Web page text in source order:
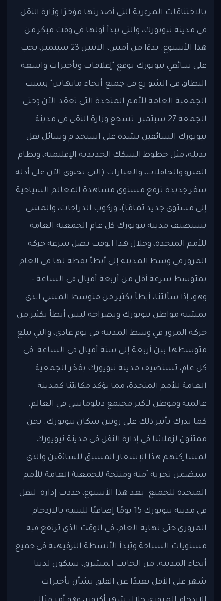
بالاختناقات المرورية التي أصدرتها مؤخرًا وزارة النقل
في مدينة نيويورك، والتي يبدأ أولها في وقت مبكر من
هذا الأسبوع. بدءًا من أمس، الاثنين 23 سبتمبر، يجب
على سائقي نيويورك توقع "إغلاقات وتأخيرات واسعة
النطاق في الشوارع في جميع أنحاء مانهاتن" بسبب
الجمعية العامة للأمم المتحدة التي تعقد الآن وحتى
الجمعة 27 سبتمبر. تشجع وزارة النقل في مدينة
نيويورك السائقين بشدة على استخدام وسائل نقل
بديلة، مثل خطوط السكك الحديدية الإقليمية، ونظام
المترو والحافلات، والعبارات (التي تحتوي الآن على أدلة
سفر جديدة ترفع مستوى مشاهدة المعالم السياحية
إلى مستوى جديد تمامًا)، وركوب الدراجات، والمشي.
تستضيف مدينة نيويورك كل عام الجمعية العامة
للأمم المتحدة، وخلال هذا الوقت تصل سرعة حركة
المرور في وسط المدينة إلى أبطأ نقطة لها في العام
بمتوسط ​​سرعة أقل من أربعة أميال في الساعة -
وهو، إذا سألتنا، أبطأ بكثير من متوسط ​​المشي الذي
يمشيه مواطن نيويورك وبصراحة ليس أبطأ بكثير من
حركة المرور في وسط المدينة في يوم عادي، والتي يبلغ
متوسطها بين أربعة إلى ستة أميال في الساعة. في
كل عام، تستضيف مدينة نيويورك بفخر الجمعية
العامة للأمم المتحدة، مما يؤكد مكانتنا كمدينة
عالمية وموطن لأكبر مجتمع دبلوماسي في العالم.
كما ندرك تأثير ذلك على روتين سكان نيويورك. نحن
ممتنون لزملائنا في إدارة النقل في مدينة نيويورك
لمشاركتهم هذا الإشعار المسبق للسائقين والذي
سيضمن تجربة آمنة ومنتجة للجمعية العامة للأمم
المتحدة للجميع. بعد هذا الأسبوع، حددت إدارة النقل
في مدينة نيويورك 15 يومًا إضافيًا للتنبيه بالازدحام
المروري حتى نهاية العام، في الوقت الذي ترتفع فيه
مستويات السياحة وتبدأ الأنشطة الترفيهية في جميع
أنحاء المدينة. من الجانب المشرق، سيكون لدينا
شهر على الأقل بعيدًا عن القلق بشأن تأخيرات